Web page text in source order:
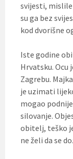
svijesti, mislile
su ga bez
kod dvorišne
Iste godine
Hrvatsku. Ocu
Zagrebu.
je uzimati
mogao
silovanje.
obitelj, teško
ne želi da se